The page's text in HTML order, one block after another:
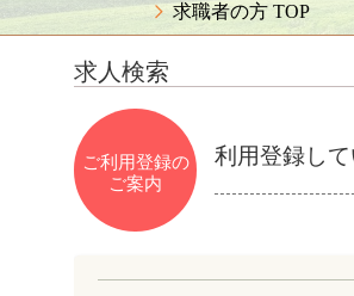
求職者の方 TOP
求人検索
ご利用登録の
ご案内
利用登録して